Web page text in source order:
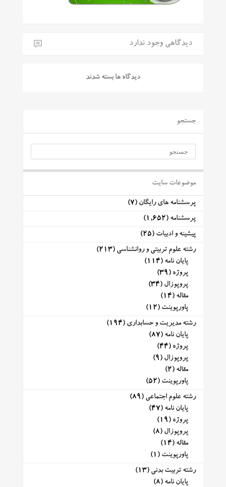
دیدگاهی وجود ندارد
دیدگاه ها بسته شدند
جستجو
موضوعات سایت
پرسشنامه های رایگان (7)
پرسشنامه (1,652)
پیشینه و ادبیات (25)
رشته علوم تربیتی و روانشناسی (213)
پایان نامه (114)
پروژه (39)
پروپوزال (34)
مقاله (14)
پاورپوینت (12)
رشته مدیریت و حسابداری (194)
پایان نامه (87)
پروژه (44)
پروپوزال (9)
مقاله (2)
پاورپوینت (52)
رشته علوم اجتماعی (89)
پایان نامه (47)
پروژه (19)
پروپوزال (8)
مقاله (14)
پاورپوینت (1)
رشته تربیت بدنی (13)
پایان نامه (8)